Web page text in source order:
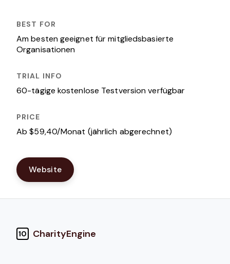
Am besten geeignet für mitgliedsbasierte
Organisationen
60-tägige kostenlose Testversion verfügbar
Ab $59,40/Monat (jährlich abgerechnet)
Website
10 CharityEngine